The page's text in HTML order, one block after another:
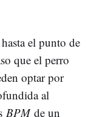
el punto de
que el perro
optar por
al
BPM de un